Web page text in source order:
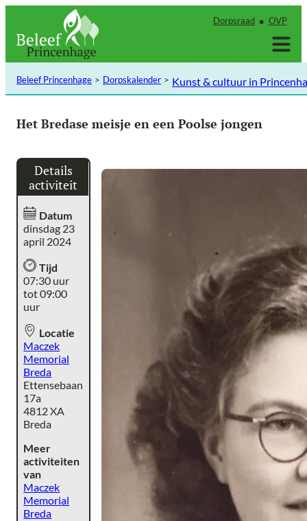
inhoud
Dorpsraad OVP
Beleef Princenhage Dorpskalender Kunst & cultuur in
Het Bredase meisje en een Poolse jongen
Details
activiteit
Datum
dinsdag 23
april 2024
Tijd
07:30 uur
tot 09:00
uur
Locatie
Maczek
Memorial
Breda
Ettensebaan
17a
4812 XA
Breda
Meer
activiteiten
van
Maczek
Memorial
Breda